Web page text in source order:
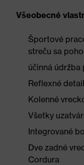
Všeobecné
Športové
streču sa
účinná údržba
Reflexné
Kolenné
Všetky
Integrované
Dve zadné
Cordura